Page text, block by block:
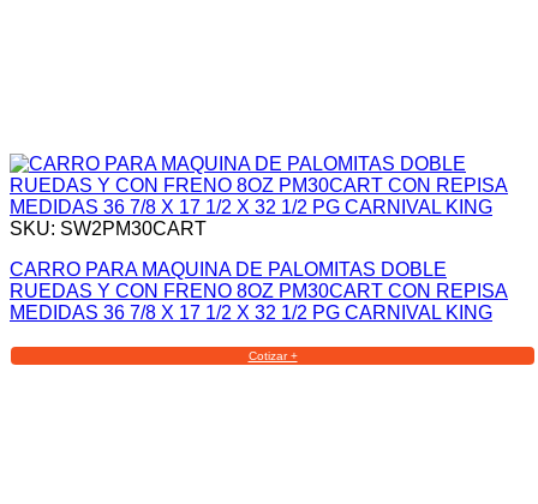
SKU: SW2PM30CART
CARRO PARA MAQUINA DE PALOMITAS DOBLE
RUEDAS Y CON FRENO 8OZ PM30CART CON REPISA
MEDIDAS 36 7/8 X 17 1/2 X 32 1/2 PG CARNIVAL KING
Cotizar +